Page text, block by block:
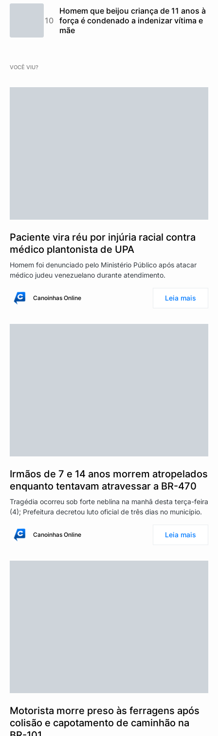
Homem que beijou criança de 11 anos à
força é condenado a indenizar vítima e
mãe
VOCÊ VIU?
Paciente vira réu por injúria racial contra
médico plantonista de UPA
Homem foi denunciado pelo Ministério Público após atacar
médico judeu venezuelano durante atendimento.
Canoinhas Online Leia mais
Irmãos de 7 e 14 anos morrem atropelados
enquanto tentavam atravessar a BR-470
Tragédia ocorreu sob forte neblina na manhã desta terça-feira
(4); Prefeitura decretou luto oficial de três dias no município.
Canoinhas Online Leia mais
Motorista morre preso às ferragens após
colisão e capotamento de caminhão na